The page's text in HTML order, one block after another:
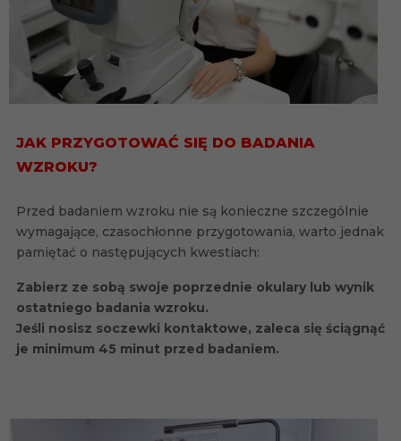
JAK PRZYGOTOWAĆ SIĘ DO BADANIA
WZROKU?
Przed badaniem wzroku nie są konieczne szczególnie
wymagające, czasochłonne przygotowania, warto jednak
pamiętać o następujących kwestiach:
Zabierz ze sobą swoje poprzednie okulary lub wynik
ostatniego badania wzroku.
Jeśli nosisz soczewki kontaktowe, zaleca się ściągnąć
je minimum 45 minut przed badaniem.